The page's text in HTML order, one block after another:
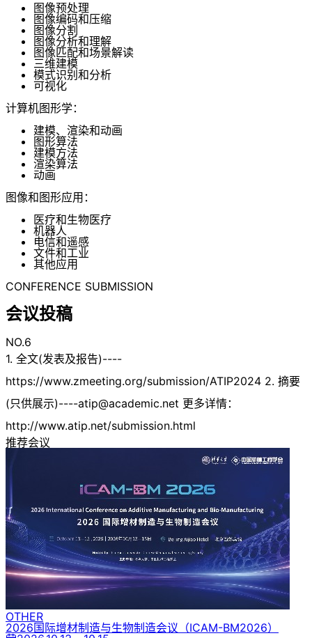
图像预处理
图像编码和压缩
图像分割
图像分析和理解
图像匹配和场景解读
三维建模
模式识别和分析
可视化
计算机图形学：
建模、渲染和动画
图形算法
建模方法
渲染算法
动画
图像和图形应用：
医疗和生物医疗
机器人
电信和遥感
文件和工业
其他应用
CONFERENCE SUBMISSION
会议投稿
NO.6
1. 全文(发表及报告)----
https://www.zmeeting.org/submission/ATIP2024 2. 摘要
(只供展示)----atip@academic.net 更多详情：
http://www.atip.net/submission.html
推荐会议
OTHER
2026国际增材制造与生物制造会议 （ICAM-BM2026）